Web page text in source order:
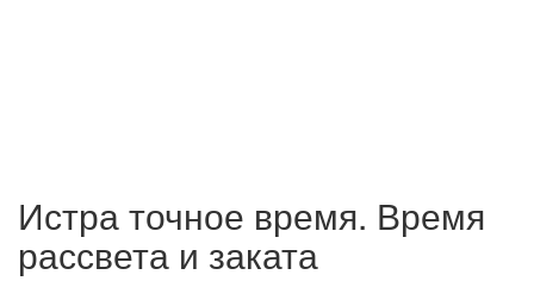
Истра точное время. Время
рассвета и заката